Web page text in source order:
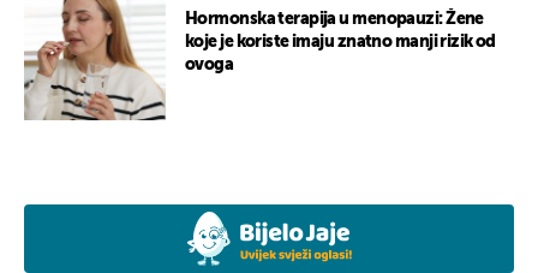
Hormonska terapija u menopauzi: Žene
koje je koriste imaju znatno manji rizik od
ovoga